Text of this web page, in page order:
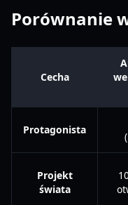
Porównanie
Cecha
Protagonista
Projekt
świata